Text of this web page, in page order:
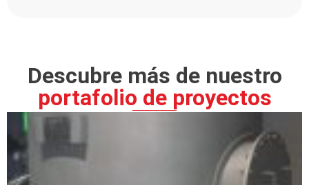
Descubre más de nuestro
portafolio de proyectos